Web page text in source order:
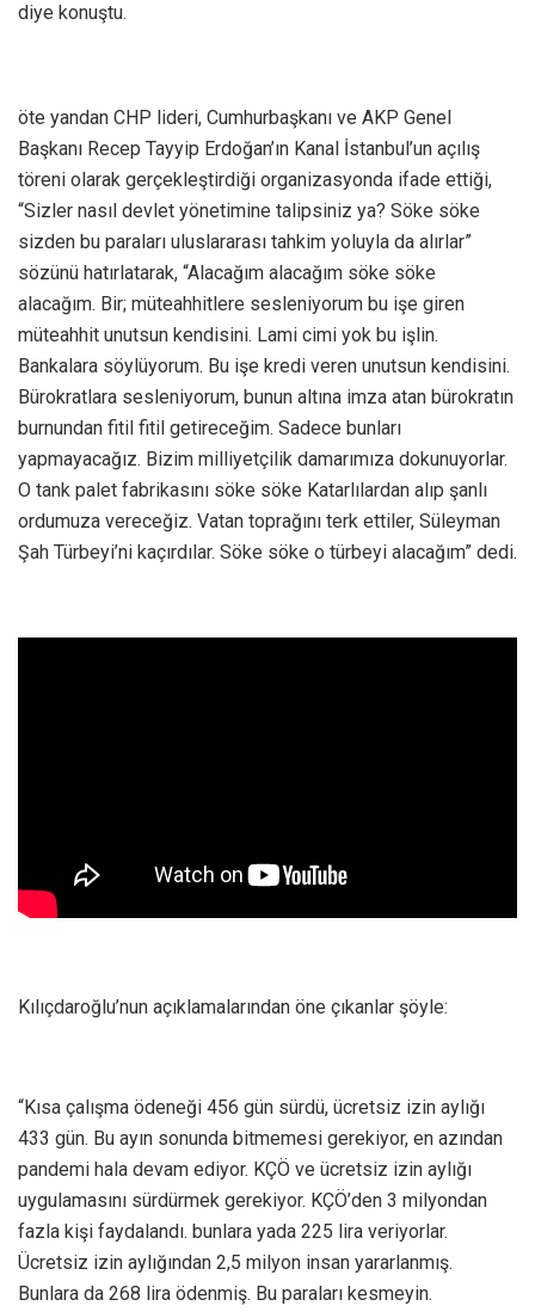
diye konuştu.
öte yandan CHP lideri, Cumhurbaşkanı ve AKP Genel
Başkanı Recep Tayyip Erdoğan’ın Kanal İstanbul’un açılış
töreni olarak gerçekleştirdiği organizasyonda ifade ettiği,
“Sizler nasıl devlet yönetimine talipsiniz ya? Söke söke
sizden bu paraları uluslararası tahkim yoluyla da alırlar”
sözünü hatırlatarak, “Alacağım alacağım söke söke
alacağım. Bir; müteahhitlere sesleniyorum bu işe giren
müteahhit unutsun kendisini. Lami cimi yok bu işlin.
Bankalara söylüyorum. Bu işe kredi veren unutsun kendisini.
Bürokratlara sesleniyorum, bunun altına imza atan bürokratın
burnundan fitil fitil getireceğim. Sadece bunları
yapmayacağız. Bizim milliyetçilik damarımıza dokunuyorlar.
O tank palet fabrikasını söke söke Katarlılardan alıp şanlı
ordumuza vereceğiz. Vatan toprağını terk ettiler, Süleyman
Şah Türbeyi’ni kaçırdılar. Söke söke o türbeyi alacağım” dedi.
Kılıçdaroğlu’nun açıklamalarından öne çıkanlar şöyle:
“Kısa çalışma ödeneği 456 gün sürdü, ücretsiz izin aylığı
433 gün. Bu ayın sonunda bitmemesi gerekiyor, en azından
pandemi hala devam ediyor. KÇÖ ve ücretsiz izin aylığı
uygulamasını sürdürmek gerekiyor. KÇÖ’den 3 milyondan
fazla kişi faydalandı. bunlara yada 225 lira veriyorlar.
Ücretsiz izin aylığından 2,5 milyon insan yararlanmış.
Bunlara da 268 lira ödenmiş. Bu paraları kesmeyin.